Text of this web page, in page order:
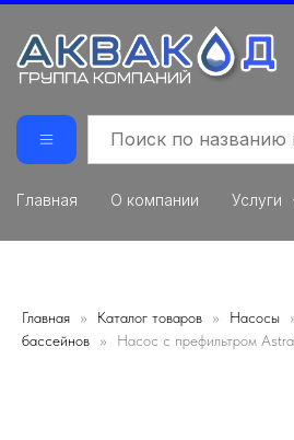
Главная О компании Услуги
Главная Каталог товаров Насосы
бассейнов
Насос с префильтром